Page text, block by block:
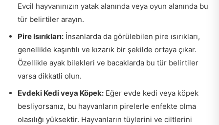
Evcil hayvanınızın yatak alanında veya oyun alanında bu
tür belirtiler arayın.
Pire Isırıkları: İnsanlarda da görülebilen pire ısırıkları,
genellikle kaşıntılı ve kızarık bir şekilde ortaya çıkar.
Özellikle ayak bilekleri ve bacaklarda bu tür belirtiler
varsa dikkatli olun.
Evdeki Kedi veya Köpek: Eğer evde kedi veya köpek
besliyorsanız, bu hayvanların pirelerle enfekte olma
olasılığı yüksektir. Hayvanların tüylerini ve ciltlerini